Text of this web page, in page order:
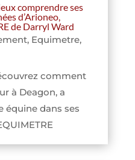
comprendre ses
d’Arioneo,
de Darryl Ward
, Equimetre,
comment
à Deagon, a
équine dans ses